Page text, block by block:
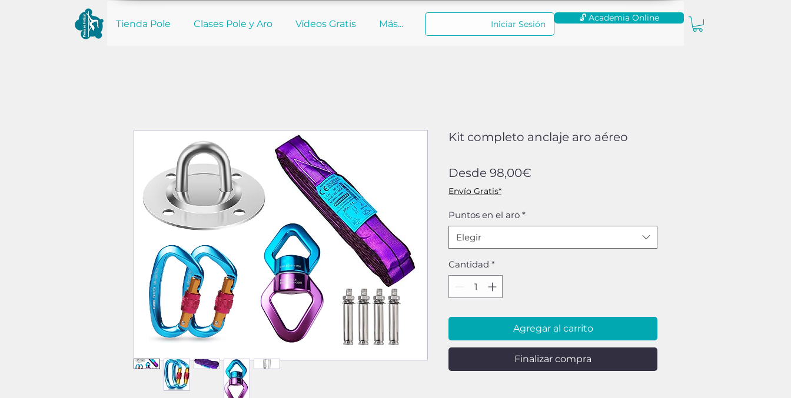
Tienda Pole Clases Pole y Aro Vídeos Gratis Más... Iniciar Sesión
🔓 Academia Online
Kit completo anclaje aro aéreo
Desde 98,00€
Envío Gratis*
Puntos en el aro *
Elegir
Cantidad *
Agregar al carrito
Finalizar compra